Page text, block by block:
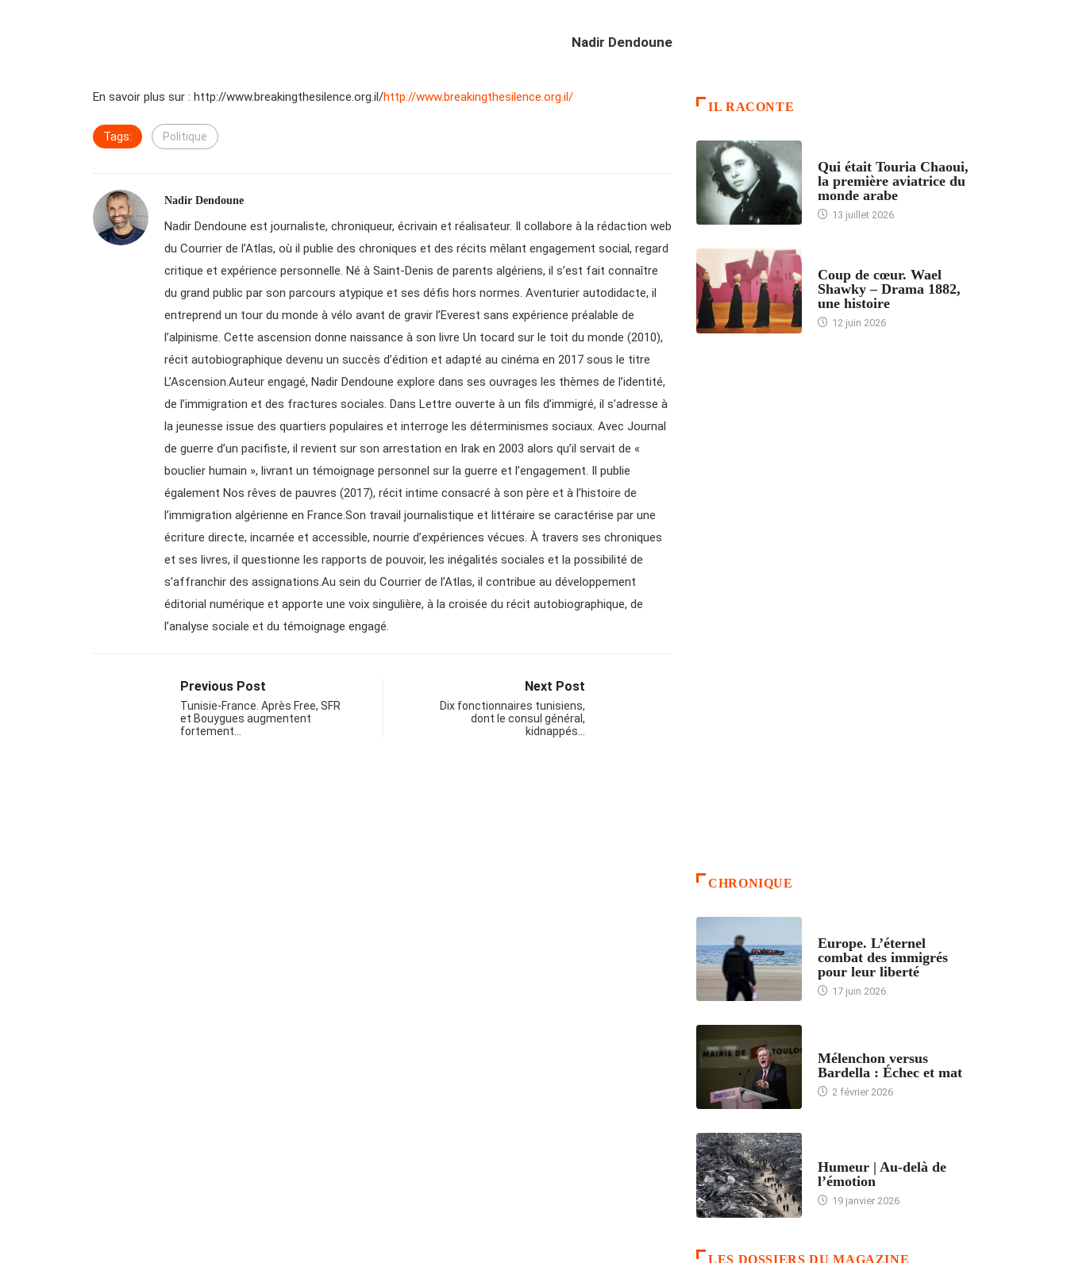
Nadir Dendoune
En savoir plus sur : http://www.breakingthesilence.org.il/http://www.breakingthesilence.org.il/
Tags: Politique
Nadir Dendoune
Nadir Dendoune est journaliste, chroniqueur, écrivain et réalisateur. Il collabore à la rédaction web
du Courrier de l’Atlas, où il publie des chroniques et des récits mêlant engagement social, regard
critique et expérience personnelle. Né à Saint-Denis de parents algériens, il s’est fait connaître
du grand public par son parcours atypique et ses défis hors normes. Aventurier autodidacte, il
entreprend un tour du monde à vélo avant de gravir l’Everest sans expérience préalable de
l’alpinisme. Cette ascension donne naissance à son livre Un tocard sur le toit du monde (2010),
récit autobiographique devenu un succès d’édition et adapté au cinéma en 2017 sous le titre
L’Ascension.Auteur engagé, Nadir Dendoune explore dans ses ouvrages les thèmes de l’identité,
de l’immigration et des fractures sociales. Dans Lettre ouverte à un fils d’immigré, il s’adresse à
la jeunesse issue des quartiers populaires et interroge les déterminismes sociaux. Avec Journal
de guerre d’un pacifiste, il revient sur son arrestation en Irak en 2003 alors qu’il servait de «
bouclier humain », livrant un témoignage personnel sur la guerre et l’engagement. Il publie
également Nos rêves de pauvres (2017), récit intime consacré à son père et à l’histoire de
l’immigration algérienne en France.Son travail journalistique et littéraire se caractérise par une
écriture directe, incarnée et accessible, nourrie d’expériences vécues. À travers ses chroniques
et ses livres, il questionne les rapports de pouvoir, les inégalités sociales et la possibilité de
s’affranchir des assignations.Au sein du Courrier de l’Atlas, il contribue au développement
éditorial numérique et apporte une voix singulière, à la croisée du récit autobiographique, de
l’analyse sociale et du témoignage engagé.
Previous Post
Tunisie-France. Après Free, SFR
et Bouygues augmentent
fortement…
Next Post
Dix fonctionnaires tunisiens,
dont le consul général,
kidnappés…
IL RACONTE
Qui était Touria Chaoui,
la première aviatrice du
monde arabe
13 juillet 2026
Coup de cœur. Wael
Shawky – Drama 1882,
une histoire
12 juin 2026
CHRONIQUE
Europe. L’éternel
combat des immigrés
pour leur liberté
17 juin 2026
Mélenchon versus
Bardella : Échec et mat
2 février 2026
Humeur | Au-delà de
l’émotion
19 janvier 2026
LES DOSSIERS DU MAGAZINE